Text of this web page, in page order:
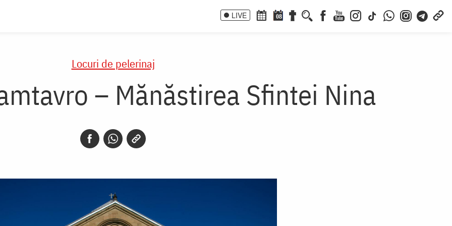
LIVE 08
Locuri de pelerinaj
– Mănăstirea Sfintei Nina